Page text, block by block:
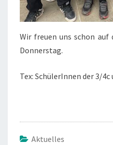
Wir freuen uns schon auf
Donnerstag.
Tex: SchülerInnen der 3/4c
Aktuelles